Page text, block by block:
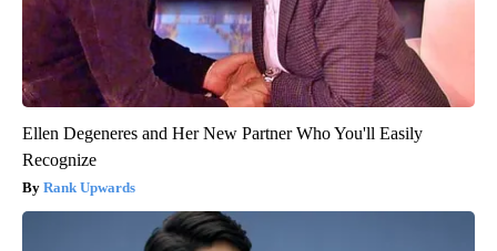
Ellen Degeneres and Her New Partner Who You'll Easily
Recognize
Rank Upwards